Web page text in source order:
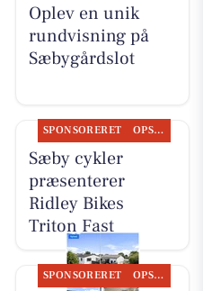
Oplev en unik
rundvisning på
Sæbygårdslot
SPONSORERET OPSLAGSTAVLEN
Sæby cykler
præsenterer
Ridley Bikes
Triton Fast
SPONSORERET OPSLAGSTAVLEN